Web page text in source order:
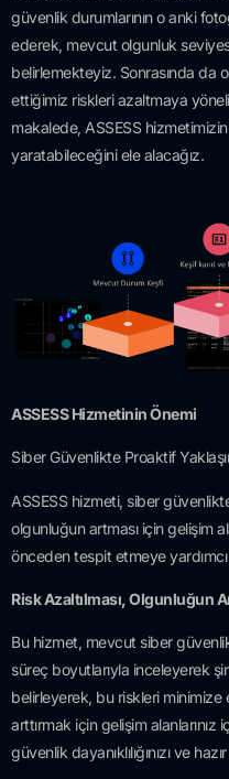
güvenlik durumlarının o anki
ederek, mevcut olgunluk
belirlemekteyiz. Sonrasında da
ettiğimiz riskleri azaltmaya
makalede, ASSESS
yaratabileceğini ele alacağız.
ASSESS Hizmetinin Önemi
Siber Güvenlikte Proaktif
ASSESS hizmeti, siber
olgunluğun artması için gelişim
önceden tespit etmeye yardımcı
Risk Azaltılması, Olgunluğun
Bu hizmet, mevcut siber
süreç boyutlarıyla inceleyerek
belirleyerek, bu riskleri minimize
arttırmak için gelişim
güvenlik dayanıklılığınızı ve